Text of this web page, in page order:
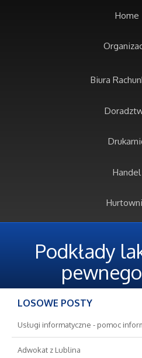
Home
Biura
Handel
Oferty
Podkłady
LOSOWE POSTY
Usługi informatyczne - pomoc
Adwokat z Lublina